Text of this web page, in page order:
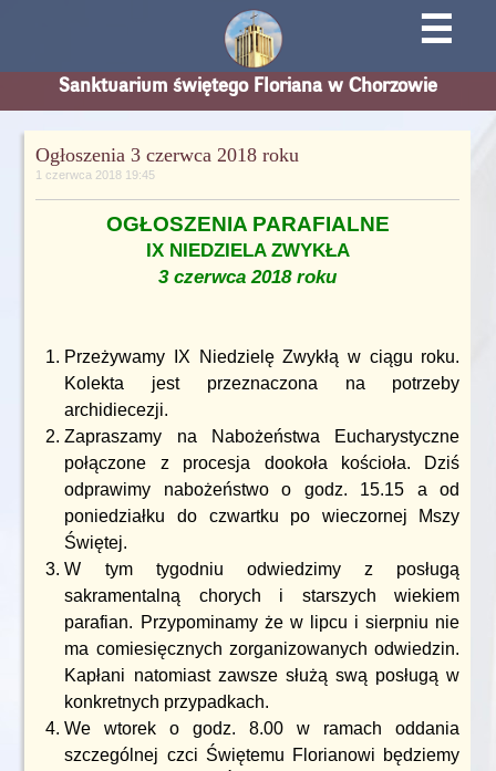
☰
Sanktuarium świętego Floriana w Chorzowie
Ogłoszenia 3 czerwca 2018 roku
1 czerwca 2018 19:45
OGŁOSZENIA PARAFIALNE
IX NIEDZIELA ZWYKŁA
3 czerwca 2018 roku
Przeżywamy IX Niedzielę Zwykłą w ciągu roku.
Kolekta jest przeznaczona na potrzeby
archidiecezji.
Zapraszamy na Nabożeństwa Eucharystyczne
połączone z procesja dookoła kościoła. Dziś
odprawimy nabożeństwo o godz. 15.15 a od
poniedziałku do czwartku po wieczornej Mszy
Świętej.
W tym tygodniu odwiedzimy z posługą
sakramentalną chorych i starszych wiekiem
parafian. Przypominamy że w lipcu i sierpniu nie
ma comiesięcznych zorganizowanych odwiedzin.
Kapłani natomiast zawsze służą swą posługą w
konkretnych przypadkach.
We wtorek o godz. 8.00 w ramach oddania
szczególnej czci Świętemu Florianowi będziemy